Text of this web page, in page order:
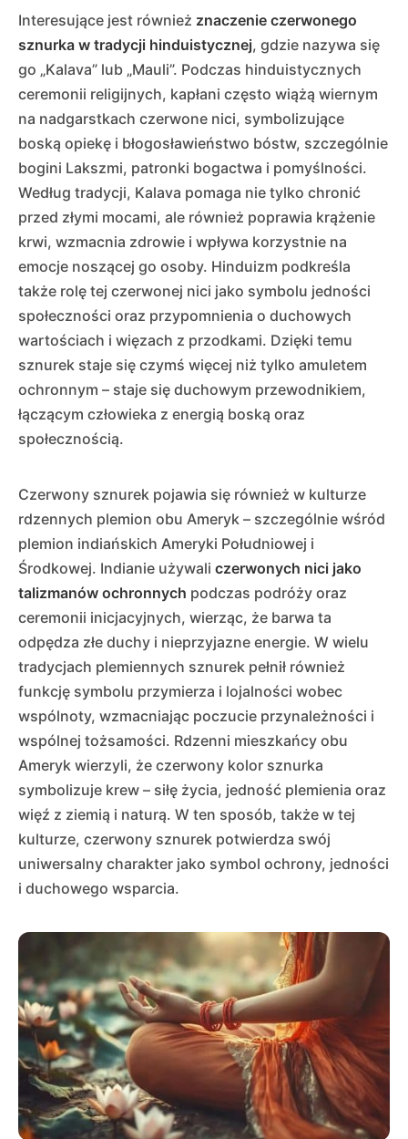
Interesujące jest również znaczenie czerwonego
sznurka w tradycji hinduistycznej, gdzie nazywa się
go „Kalava” lub „Mauli”. Podczas hinduistycznych
ceremonii religijnych, kapłani często wiążą wiernym
na nadgarstkach czerwone nici, symbolizujące
boską opiekę i błogosławieństwo bóstw, szczególnie
bogini Lakszmi, patronki bogactwa i pomyślności.
Według tradycji, Kalava pomaga nie tylko chronić
przed złymi mocami, ale również poprawia krążenie
krwi, wzmacnia zdrowie i wpływa korzystnie na
emocje noszącej go osoby. Hinduizm podkreśla
także rolę tej czerwonej nici jako symbolu jedności
społeczności oraz przypomnienia o duchowych
wartościach i więzach z przodkami. Dzięki temu
sznurek staje się czymś więcej niż tylko amuletem
ochronnym – staje się duchowym przewodnikiem,
łączącym człowieka z energią boską oraz
społecznością.
Czerwony sznurek pojawia się również w kulturze
rdzennych plemion obu Ameryk – szczególnie wśród
plemion indiańskich Ameryki Południowej i
Środkowej. Indianie używali czerwonych nici jako
talizmanów ochronnych podczas podróży oraz
ceremonii inicjacyjnych, wierząc, że barwa ta
odpędza złe duchy i nieprzyjazne energie. W wielu
tradycjach plemiennych sznurek pełnił również
funkcję symbolu przymierza i lojalności wobec
wspólnoty, wzmacniając poczucie przynależności i
wspólnej tożsamości. Rdzenni mieszkańcy obu
Ameryk wierzyli, że czerwony kolor sznurka
symbolizuje krew – siłę życia, jedność plemienia oraz
więź z ziemią i naturą. W ten sposób, także w tej
kulturze, czerwony sznurek potwierdza swój
uniwersalny charakter jako symbol ochrony, jedności
i duchowego wsparcia.